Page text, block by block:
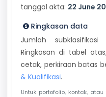
tanggal akta: 22 June
Ringkasan data
Jumlah
Ringkasan di tabel
cetak, perkiraan batas
& Kualifikasi.
Untuk portofolio, kontak,